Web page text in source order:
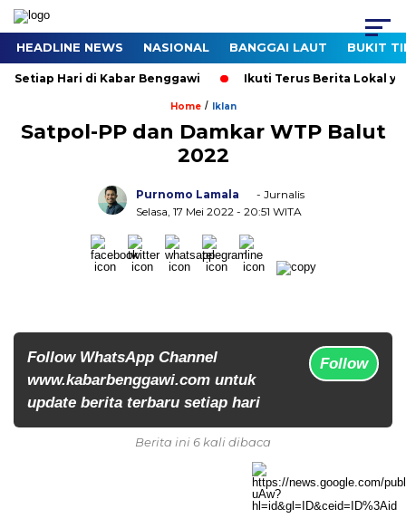
HEADLINE NEWS NASIONAL BANGGAI LAUT BUKIT
Hari di Kabar Benggawi Ikuti Terus Berita Lokal
Home/ Iklan
Satpol-PP dan Damkar WTP Balut
2022
Purnomo Lamala
- Jurnalis
Selasa, 17 Mei 2022 - 20:51 WITA
Follow WhatsApp Channel
www.kabarbenggawi.com untuk
update berita terbaru setiap hari
Follow
Berita ini 6 kali dibaca